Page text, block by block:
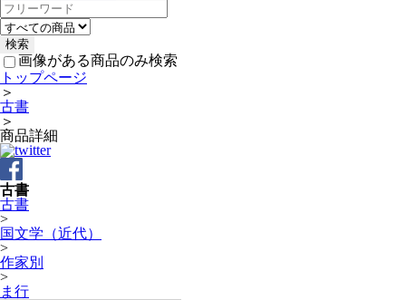
画像がある商品のみ検索
トップページ
＞
古書
＞
商品詳細
古書
古書
>
国文学（近代）
>
作家別
>
ま行